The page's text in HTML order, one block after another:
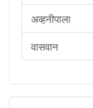
अव्हनीपाला
वासवान